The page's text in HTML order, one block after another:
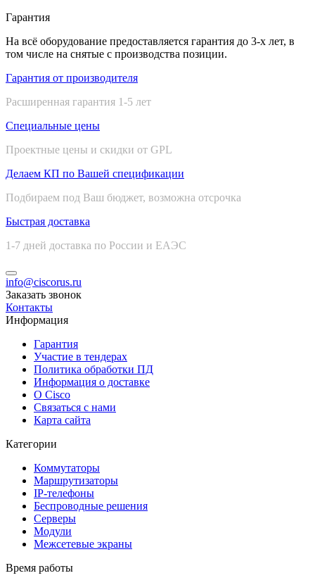
Гарантия
На всё оборудование предоставляется гарантия до 3-х лет, в
том числе на снятые с производства позиции.
Гарантия от производителя
Расширенная гарантия 1-5 лет
Специальные цены
Проектные цены и скидки от GPL
Делаем КП по Вашей спецификации
Подбираем под Ваш бюджет, возможна отсрочка
Быстрая доставка
1-7 дней доставка по России и ЕАЭС
info@ciscorus.ru
Заказать звонок
Контакты
Информация
Гарантия
Участие в тендерах
Политика обработки ПД
Информация о доставке
О Cisco
Связаться с нами
Карта сайта
Категории
Коммутаторы
Маршрутизаторы
IP-телефоны
Беспроводные решения
Серверы
Модули
Межсетевые экраны
Время работы